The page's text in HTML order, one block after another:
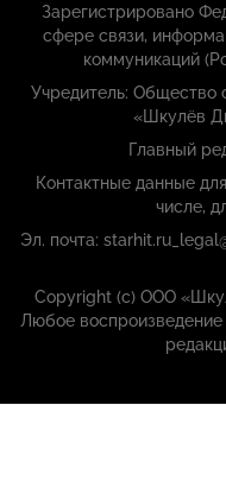
Зарегистрировано
сфере связи,
коммуникаций
Учредитель: Общество
«Шкулёв
Главный
Контактные данные
числе,
Эл. почта:
Copyright (с) ООО
Любое